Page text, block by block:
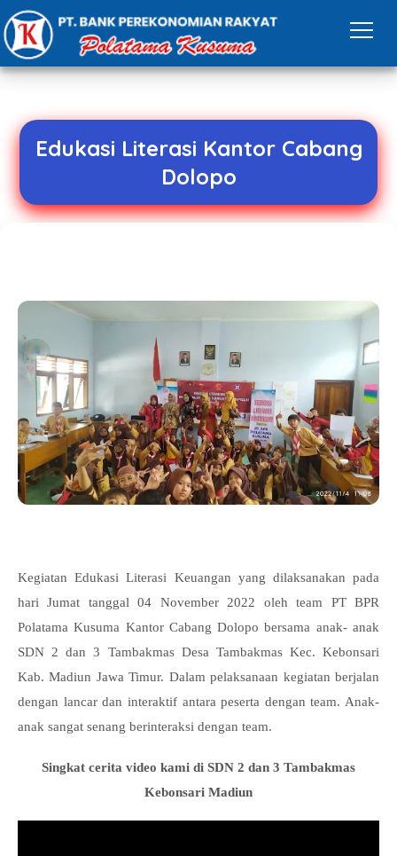
Edukasi Literasi Kantor Cabang
Dolopo
Kegiatan Edukasi Literasi Keuangan yang dilaksanakan pada
hari Jumat tanggal 04 November 2022 oleh team PT BPR
Polatama Kusuma Kantor Cabang Dolopo bersama anak- anak
SDN 2 dan 3 Tambakmas Desa Tambakmas Kec. Kebonsari
Kab. Madiun Jawa Timur. Dalam pelaksanaan kegiatan berjalan
dengan lancar dan interaktif antara peserta dengan team. Anak-
anak sangat senang berinteraksi dengan team.
Singkat cerita video kami di SDN 2 dan 3 Tambakmas
Kebonsari Madiun